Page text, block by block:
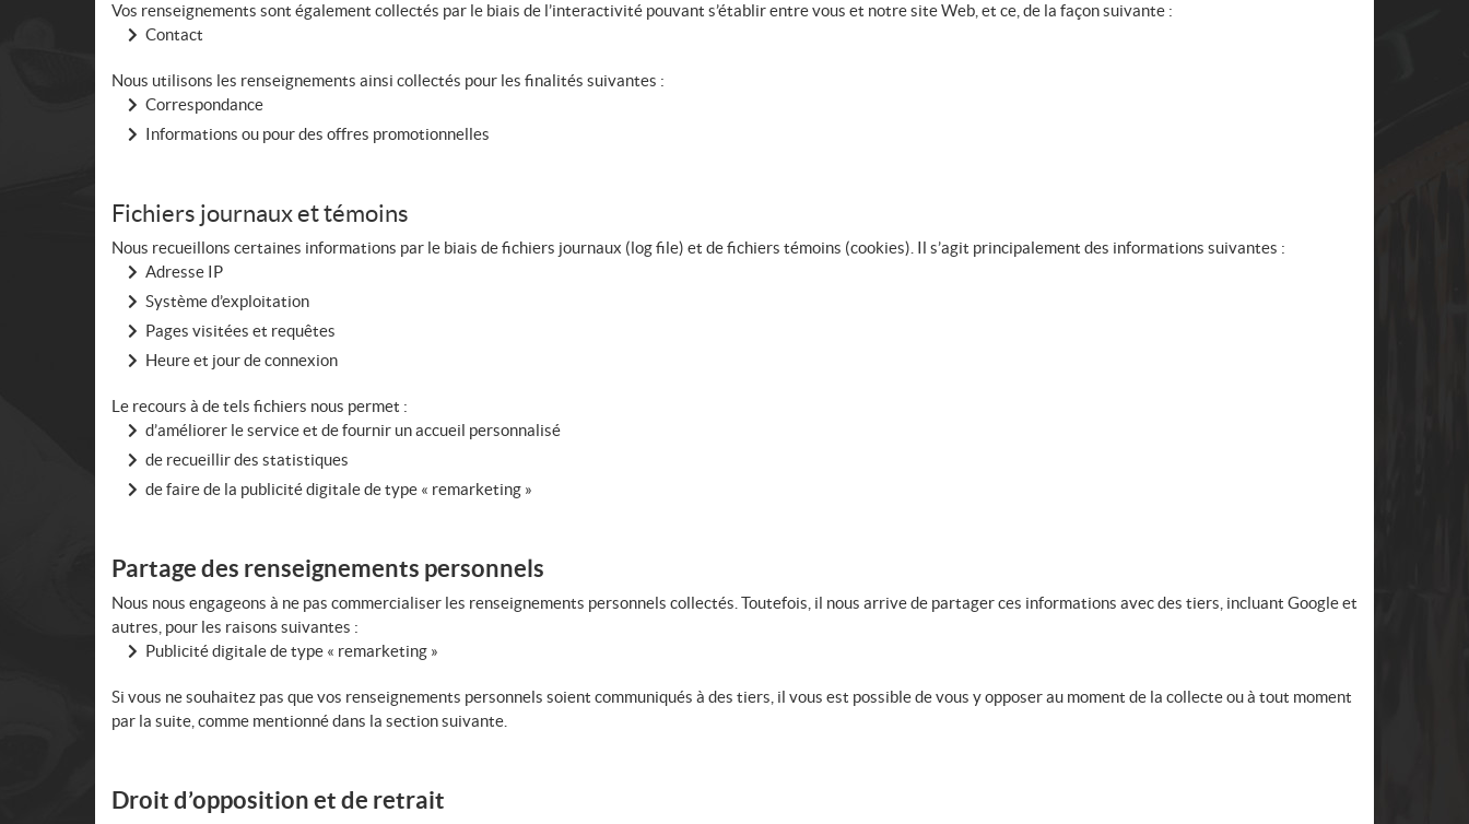
Vos renseignements sont également collectés par le biais de l’interactivité pouvant s’établir entre vous et notre site Web, et ce, de la façon suivante :
Contact
Nous utilisons les renseignements ainsi collectés pour les finalités suivantes :
Correspondance
Informations ou pour des offres promotionnelles
Fichiers journaux et témoins
Nous recueillons certaines informations par le biais de fichiers journaux (log file) et de fichiers témoins (cookies). Il s’agit principalement des informations suivantes :
Adresse IP
Système d’exploitation
Pages visitées et requêtes
Heure et jour de connexion
Le recours à de tels fichiers nous permet :
d’améliorer le service et de fournir un accueil personnalisé
de recueillir des statistiques
de faire de la publicité digitale de type « remarketing »
Partage des renseignements personnels
Nous nous engageons à ne pas commercialiser les renseignements personnels collectés. Toutefois, il nous arrive de partager ces informations avec des tiers, incluant Google et
autres, pour les raisons suivantes :
Publicité digitale de type « remarketing »
Si vous ne souhaitez pas que vos renseignements personnels soient communiqués à des tiers, il vous est possible de vous y opposer au moment de la collecte ou à tout moment
par la suite, comme mentionné dans la section suivante.
Droit d’opposition et de retrait